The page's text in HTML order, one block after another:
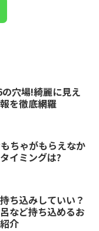
穴場!綺麗に見え
を徹底網羅
ちゃがもらえなか
イミングは?
ち込みしていい？
など持ち込めるお
介